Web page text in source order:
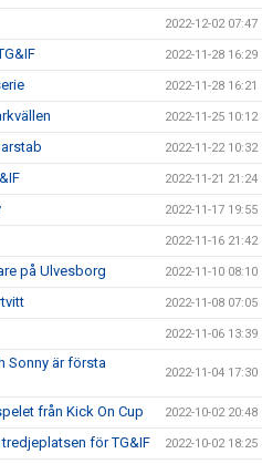
2022-12-02 07:47
2022-11-28 16:29
2022-11-28 16:21
2022-11-25 10:12
2022-11-22 10:32
2022-11-21 21:24
2022-11-17 19:55
2022-11-16 21:42
på Ulvesborg 2022-11-10 08:10
2022-11-08 07:05
2022-11-06 13:39
Sonny är första
2022-11-04 17:30
från Kick On Cup 2022-10-02 20:48
för TG&IF 2022-10-02 18:25